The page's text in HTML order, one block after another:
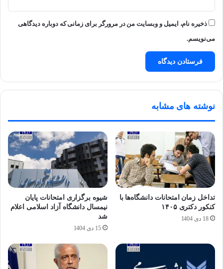
ذخیره نام، ایمیل و وبسایت من در مرورگر برای زمانی که دوباره دیدگاهی
می‌نویسم.
نوشته های مشابه
تداخل زمان امتحانات دانشگاه‌ها با
کنکور دکتری ۱۴۰۵
18 دی 1404
شیوه برگزاری امتحانات پایان
نیمسال دانشگاه آزاد اسلامی اعلام
شد
15 دی 1404